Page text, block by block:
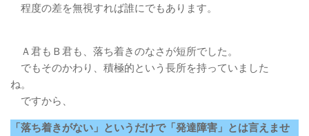
程度の差を無視すれば誰にでもあります。
Ａ君もＢ君も、落ち着きのなさが短所でした。
でもそのかわり、積極的という長所を持っていました
ね。
ですから、
「落ち着きがない」というだけで「発達障害」とは言えませ